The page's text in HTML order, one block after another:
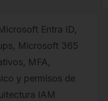
Entra ID,
Microsoft 365
MFA,
y permisos de
IAM